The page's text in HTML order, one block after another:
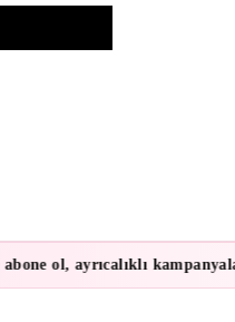
ol, ayrıcalıklı